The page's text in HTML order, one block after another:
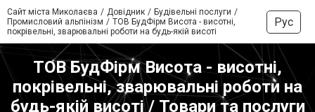
Сайт міста Миколаєва Довідник
Будівельні послуги
Промисловий альпінізм
ТОВ БудФірм Висота - висотні,
покрівельні, зварювальні роботи на будь-якій висоті
Рус
ТОВ БудФірм Висота - висотні,
покрівельні, зварювальні роботи на
будь-якій висоті / Товари та послуги